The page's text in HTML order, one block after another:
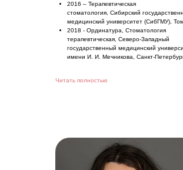
2016 – Терапевтическая
стоматология, Сибирский
медицинский университет (СибГМУ),
2018 - Ординатура, Стоматология
терапевтическая, Северо-Западный
государственный медицинский
имени И. И. Мечникова, Санкт-
Читать полностью